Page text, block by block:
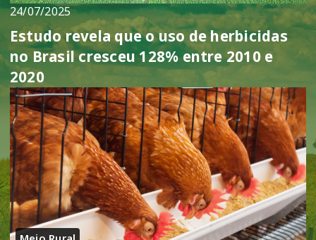
24/07/2025
Estudo revela que o uso de herbicidas
no Brasil cresceu 128% entre 2010 e
2020